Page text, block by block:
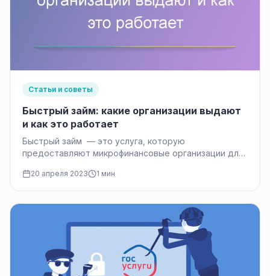
Статьи и советы
Быстрый займ: какие организации выдают
и как это работает
Быстрый займ — это услуга, которую
предоставляют микрофинансовые организации для
короткий период времени.…
20 апреля 2023 1 мин